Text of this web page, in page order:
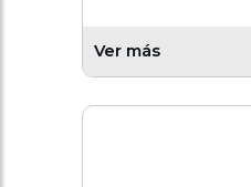
Ver más